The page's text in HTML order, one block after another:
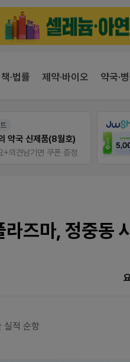
·법률 제약·바이오 약국·
약국 신제품(8월호)
+의견남기면 쿠폰 증정
즈마, 정중동
실적 순항